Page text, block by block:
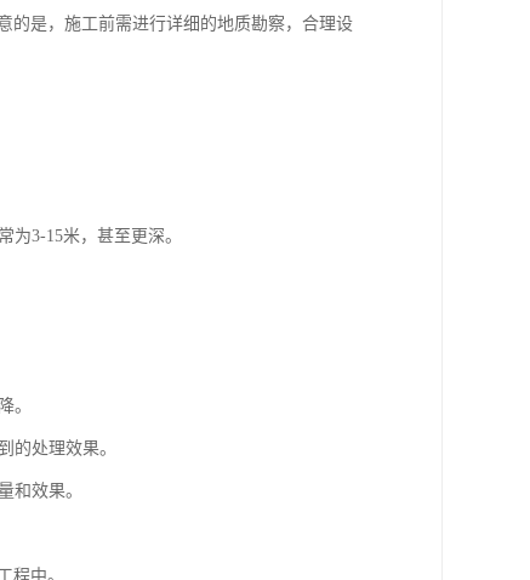
的是，施工前需进行详细的地质勘察，合理设
3-15米，甚至更深。
。
的处理效果。
和效果。
程中。